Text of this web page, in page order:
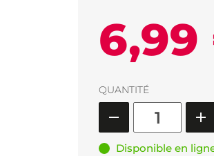
QUANTITÉ
Disponible en